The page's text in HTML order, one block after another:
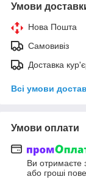
Умови
Нова Пошта
Самовивіз
Доставка
Всі умови
Умови оплати
Ви отримаєте
або гроші